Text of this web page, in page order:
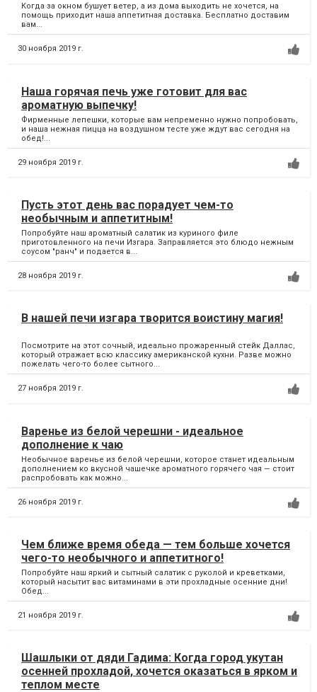
Когда за окном бушует ветер, а из дома выходить не хочется, на
помощь приходит наша аппетитная доставка. Бесплатно доставим
вам...
30 ноября 2019 г.
Наша горячая печь уже готовит для вас
ароматную выпечку!
Фирменные лепешки, которые вам непременно нужно попробовать,
и наша нежная пицца на воздушном тесте уже ждут вас сегодня на
обед!...
29 ноября 2019 г.
Пусть этот день вас порадует чем-то
необычным и аппетитным!
Попробуйте наш ароматный салатик из куриного филе
приготовленного на печи Изгара. Заправляется это блюдо нежным
соусом "ранч" и подается в...
28 ноября 2019 г.
В нашей печи изгара творится воистину магия!
Посмотрите на этот сочный, идеально прожаренный стейк Даллас,
который отражает всю классику американской кухни. Разве можно
пожелать чего-то более сытного...
27 ноября 2019 г.
Варенье из белой черешни - идеальное
дополнение к чаю
Необычное варенье из белой черешни, которое станет идеальным
дополнением ко вкусной чашечке ароматного горячего чая — стоит
распробовать как можно...
26 ноября 2019 г.
Чем ближе время обеда — тем больше хочется
чего-то необычного и аппетитного!
Попробуйте наш яркий и сытный салатик с руколой и креветками,
который насытит вас витаминами в эти прохладные осенние дни!
Обед...
21 ноября 2019 г.
Шашлыки от дяди Гадима: Когда город укутан
осенней прохладой, хочется оказаться в ярком и
теплом месте